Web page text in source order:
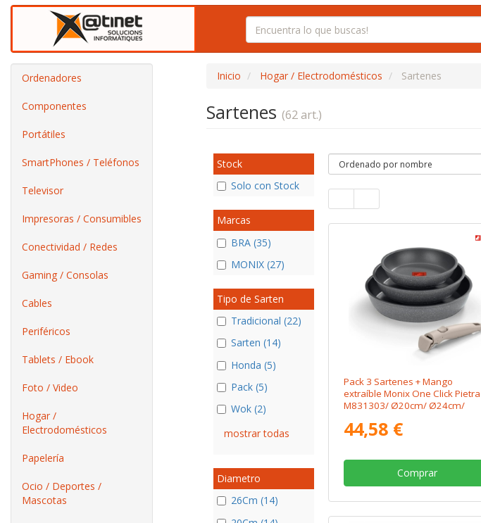
Ordenadores
Componentes
Portátiles
SmartPhones / Teléfonos
Televisor
Impresoras / Consumibles
Conectividad / Redes
Gaming / Consolas
Cables
Periféricos
Tablets / Ebook
Foto / Video
Hogar /
Electrodomésticos
Papelería
Ocio / Deportes /
Mascotas
Inicio Hogar / Electrodomésticos Sartenes
Sartenes (62 art.)
Stock
Solo con Stock
Marcas
BRA (35)
MONIX (27)
Tipo de Sarten
Tradicional (22)
Sarten (14)
Honda (5)
Pack (5)
Wok (2)
mostrar todas
Diametro
26Cm (14)
Pack 3 Sartenes + Mango
extraíble Monix One Click Pietra
M831303/ Ø20cm/ Ø24cm/
para Inducción
44,58 €
Comprar